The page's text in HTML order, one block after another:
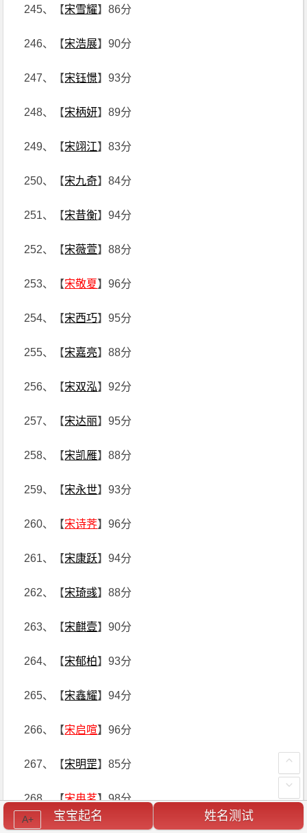
245、【宋雪耀】86分
246、【宋浩展】90分
247、【宋钰憬】93分
248、【宋柄妍】89分
249、【宋翊江】83分
250、【宋九奇】84分
251、【宋昔衡】94分
252、【宋薇萱】88分
253、【宋敬夏】96分
254、【宋西巧】95分
255、【宋嘉亮】88分
256、【宋双泓】92分
257、【宋达丽】95分
258、【宋凯雁】88分
259、【宋永世】93分
260、【宋诗荠】96分
261、【宋康跃】94分
262、【宋琦彧】88分
263、【宋麒壹】90分
264、【宋郁柏】93分
265、【宋鑫耀】94分
266、【宋启喧】96分
267、【宋明罡】85分
268、【宋冉茗】98分
宝宝起名 姓名测试
A+